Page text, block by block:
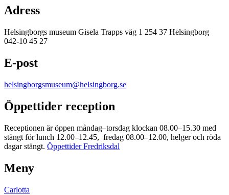
Adress
Helsingborgs museum Gisela Trapps väg 1 254 37 Helsingborg
042-10 45 27
E-post
helsingborgsmuseum@helsingborg.se
Öppettider reception
Receptionen är öppen måndag–torsdag klockan 08.00–15.30 med
stängt för lunch 12.00–12.45, fredag 08.00–12.00, helger och röda
dagar stängt. Öppettider Fredriksdal
Meny
Carlotta